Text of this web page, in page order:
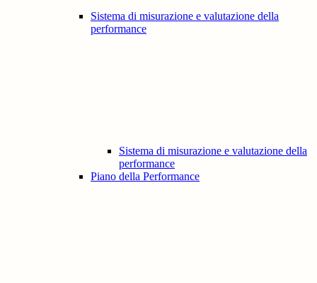
Sistema di misurazione e valutazione della
performance
Sistema di misurazione e valutazione della
performance
Piano della Performance